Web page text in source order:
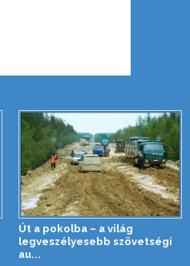
Út a pokolba – a világ
legveszélyesebb szövetségi
au...